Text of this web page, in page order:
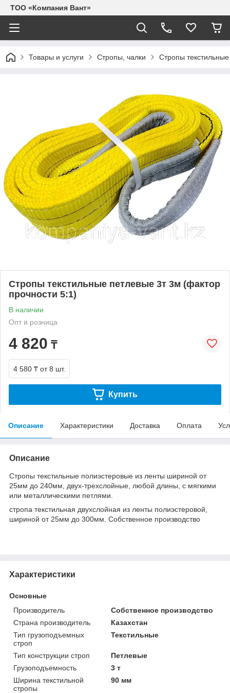
ТОО «Компания Вант»
Товары и услуги Стропы, чалки Стропы
Стропы текстильные петлевые 3т 3м (фактор
прочности 5:1)
В наличии
Опт и розница
4 820 ₸
4 580 ₸ от 8 шт.
Купить
Описание Характеристики Доставка Оплата
Описание
Стропы текстильные полиэстеровые из ленты шириной от
25мм до 240мм, двух-трехслойные, любой длины, с мягкими
или металлическими петлями.
стропа текстильная двухслойная из ленты полиэстеровой,
шириной от 25мм до 300мм. Собственное производство
Характеристики
Основные
Производитель
Собственное производство
Страна производитель
Казахстан
Тип грузоподъемных
строп
Текстильные
Тип конструкции строп
Петлевые
Грузоподъемность
3 т
Ширина текстильной
стропы
90 мм